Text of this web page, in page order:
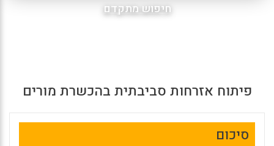
חיפוש מתקדם
פיתוח אזרחות סביבתית בהכשרת מורים
סיכום